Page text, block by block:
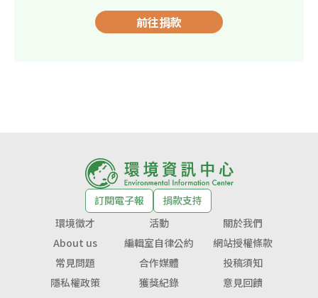
前往捐款
訂閱電子報
捐款支持
環境徵才
活動
關於我們
About us
編輯室自律公約
網站授權條款
常見問題
合作媒體
投稿須知
隱私權政策
獲獎紀錄 意見回饋